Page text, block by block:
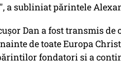
a subliniat părintele
Dan a fost transmis
de toate Europa
fondatori şi a